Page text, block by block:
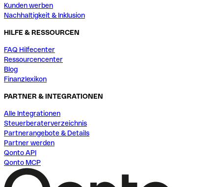
Kunden werben
Nachhaltigkeit & Inklusion
HILFE & RESSOURCEN
FAQ Hilfecenter
Ressourcencenter
Blog
Finanzlexikon
PARTNER & INTEGRATIONEN
Alle Integrationen
Steuerberaterverzeichnis
Partnerangebote & Details
Partner werden
Qonto API
Qonto MCP